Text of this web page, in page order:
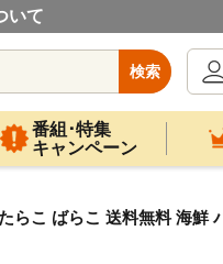
いて
検索
番組･特集
キャンペーン
らこ ばらこ 送料無料 海鮮